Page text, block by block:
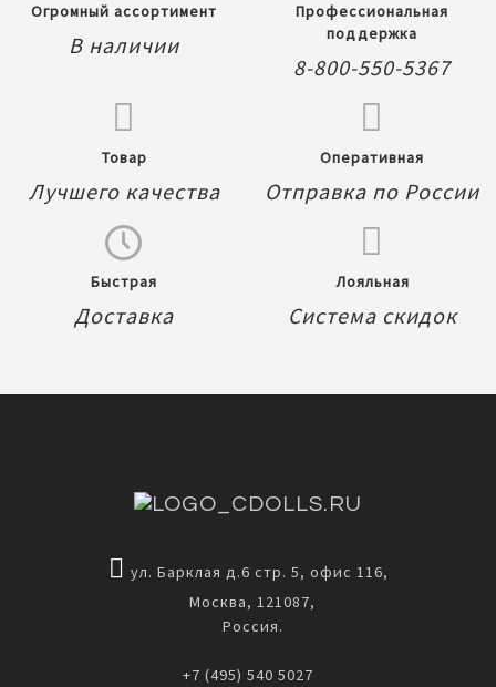
Огромный ассортимент
В наличии
Профессиональная
поддержка
8-800-550-5367
Товар
Лучшего качества
Оперативная
Отправка по России
Быстрая
Доставка
Лояльная
Система скидок
ул. Барклая д.6 стр. 5, офис 116,
Москва, 121087,
Россия.
+7 (495) 540 5027